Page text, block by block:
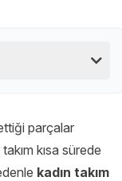
parçalar
kısa sürede
kadın takım